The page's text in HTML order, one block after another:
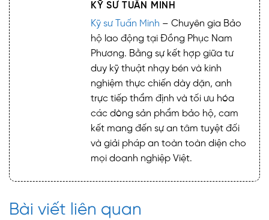
KỸ SƯ TUẤN MINH
Kỹ sư Tuấn Minh – Chuyên gia Bảo
hộ lao động tại Đồng Phục Nam
Phương. Bằng sự kết hợp giữa tư
duy kỹ thuật nhạy bén và kinh
nghiệm thực chiến dày dặn, anh
trực tiếp thẩm định và tối ưu hóa
các dòng sản phẩm bảo hộ, cam
kết mang đến sự an tâm tuyệt đối
và giải pháp an toàn toàn diện cho
mọi doanh nghiệp Việt.
Bài viết liên quan